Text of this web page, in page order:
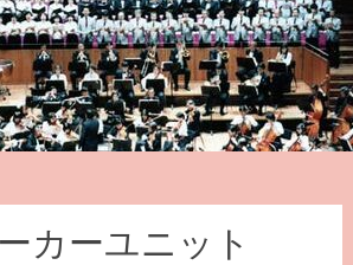
カーユニット